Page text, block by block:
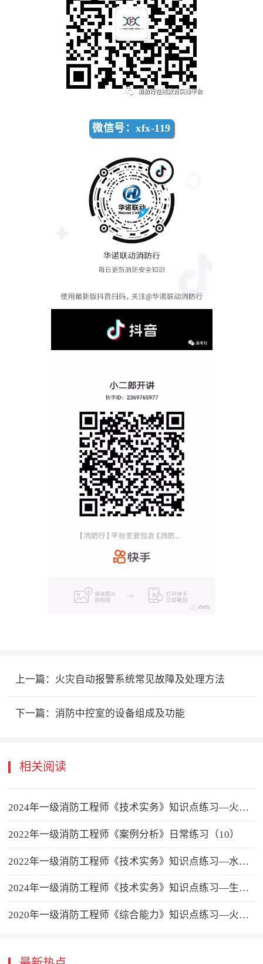
微信号：xfx-119
上一篇： 火灾自动报警系统常见故障及处理方法
下一篇：消防中控室的设备组成及功能
相关阅读
2024年一级消防工程师《技术实务》知识点练习—火灾自动报警系统
2022年一级消防工程师《案例分析》日常练习（10）
2022年一级消防工程师《技术实务》知识点练习—水喷雾灭火系统
2024年一级消防工程师《技术实务》知识点练习—生产和储存物品
2020年一级消防工程师《综合能力》知识点练习—火灾自动报警系统